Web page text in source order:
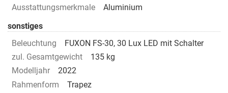
Ausstattungsmerkmale
Aluminium
sonstiges
Beleuchtung
FUXON FS-30, 30 Lux LED mit Schalter
zul. Gesamtgewicht
135 kg
Modelljahr
2022
Rahmenform
Trapez